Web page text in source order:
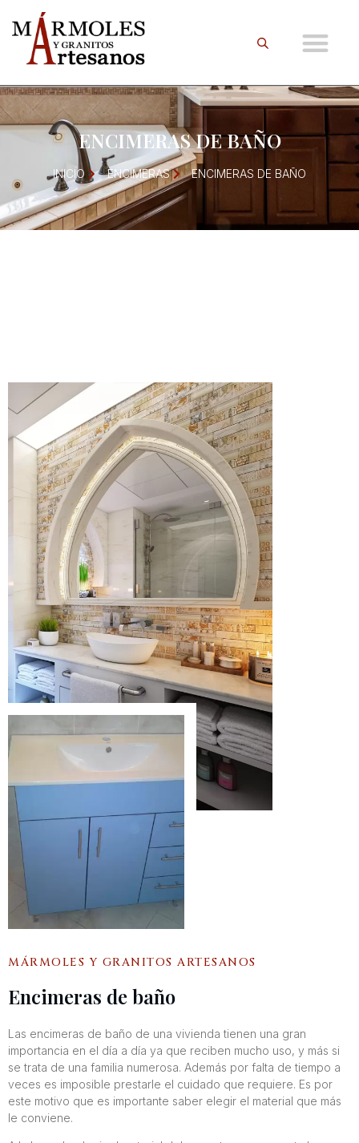
ENCIMERAS DE BAÑO
INICIO ENCIMERAS ENCIMERAS DE BAÑO
MÁRMOLES Y GRANITOS ARTESANOS
Encimeras de baño
Las encimeras de baño de una vivienda tienen una gran
importancia en el día a día ya que reciben mucho uso, y más si
se trata de una familia numerosa. Además por falta de tiempo a
veces es imposible prestarle el cuidado que requiere. Es por
este motivo que es importante saber elegir el material que más
le conviene.